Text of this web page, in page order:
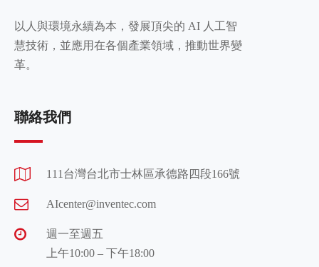
以人與環境永續為本，發展頂尖的 AI 人工智
慧技術，並應用在各個產業領域，推動世界變
革。
聯絡我們
111台灣台北市士林區承德路四段166號
AIcenter@inventec.com
週一至週五
上午10:00 – 下午18:00